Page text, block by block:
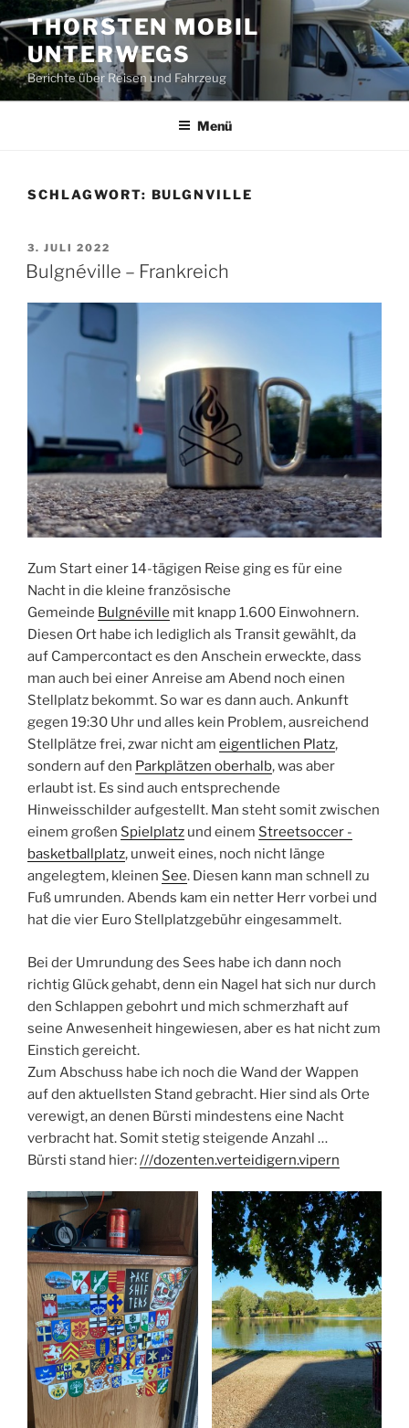
Zum
Inhalt
springen
THORSTEN MOBIL
UNTERWEGS
Berichte über Reisen und Fahrzeug
Menü
SCHLAGWORT: BULGNVILLE
VERÖFFENTLICHT
AM
3. JULI 2022
Bulgnéville – Frankreich
Zum Start einer 14-tägigen Reise ging es für eine
Nacht in die kleine französische
Gemeinde Bulgnéville mit knapp 1.600 Einwohnern.
Diesen Ort habe ich lediglich als Transit gewählt, da
auf Campercontact es den Anschein erweckte, dass
man auch bei einer Anreise am Abend noch einen
Stellplatz bekommt. So war es dann auch. Ankunft
gegen 19:30 Uhr und alles kein Problem, ausreichend
Stellplätze frei, zwar nicht am eigentlichen Platz,
sondern auf den Parkplätzen oberhalb, was aber
erlaubt ist. Es sind auch entsprechende
Hinweisschilder aufgestellt. Man steht somit zwischen
einem großen Spielplatz und einem Streetsoccer -
basketballplatz, unweit eines, noch nicht länge
angelegtem, kleinen See. Diesen kann man schnell zu
Fuß umrunden. Abends kam ein netter Herr vorbei und
hat die vier Euro Stellplatzgebühr eingesammelt.
Bei der Umrundung des Sees habe ich dann noch
richtig Glück gehabt, denn ein Nagel hat sich nur durch
den Schlappen gebohrt und mich schmerzhaft auf
seine Anwesenheit hingewiesen, aber es hat nicht zum
Einstich gereicht.
Zum Abschuss habe ich noch die Wand der Wappen
auf den aktuellsten Stand gebracht. Hier sind als Orte
verewigt, an denen Bürsti mindestens eine Nacht
verbracht hat. Somit stetig steigende Anzahl …
Bürsti stand hier:///dozenten.verteidigern.vipern